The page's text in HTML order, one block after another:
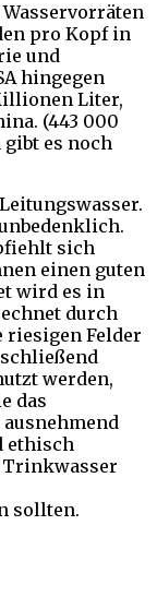
pro Kopf in
und
hingegen
Liter,
(443 000
es noch
sich
einen guten
wird es in
durch
riesigen Felder
werden,
das
ethisch
sollten.